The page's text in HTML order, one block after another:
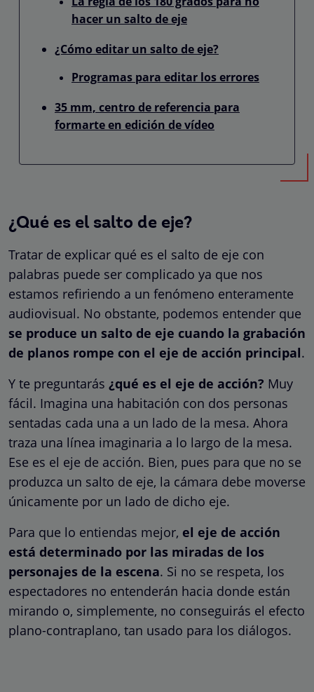
hacer un salto de eje
¿Cómo editar un salto de eje?
Programas para editar los errores
35 mm, centro de referencia para
formarte en edición de vídeo
¿Qué es el salto de eje?
Tratar de explicar qué es el salto de eje con
palabras puede ser complicado ya que nos
estamos refiriendo a un fenómeno enteramente
audiovisual. No obstante, podemos entender que
se produce un salto de eje cuando la grabación
de planos rompe con el eje de acción principal.
Y te preguntarás ¿qué es el eje de acción? Muy
fácil. Imagina una habitación con dos personas
sentadas cada una a un lado de la mesa. Ahora
traza una línea imaginaria a lo largo de la mesa.
Ese es el eje de acción. Bien, pues para que no se
produzca un salto de eje, la cámara debe moverse
únicamente por un lado de dicho eje.
Para que lo entiendas mejor, el eje de acción
está determinado por las miradas de los
personajes de la escena. Si no se respeta, los
espectadores no entenderán hacia donde están
mirando o, simplemente, no conseguirás el efecto
plano-contraplano, tan usado para los diálogos.